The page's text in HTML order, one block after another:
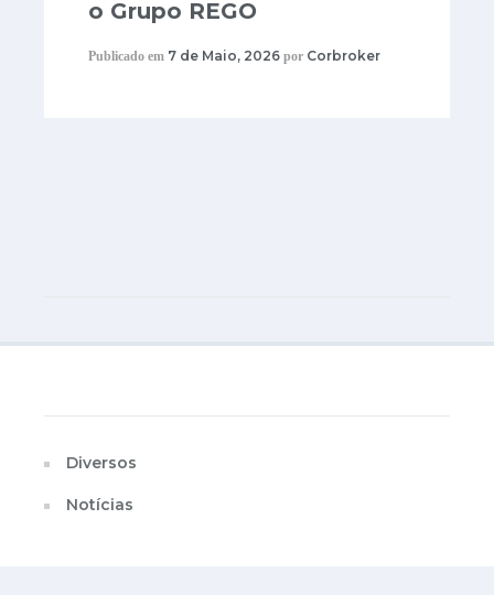
o Grupo REGO
Publicado em 7 de Maio, 2026 por Corbroker
Diversos
Notícias